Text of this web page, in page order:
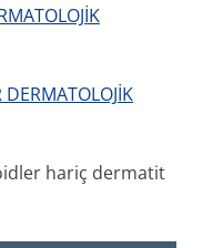
hariç dermatit